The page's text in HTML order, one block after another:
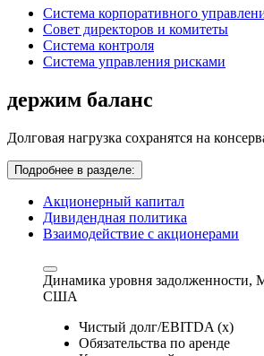
Система корпоративного
Совет директоров и комитеты
Система контроля
Система управления рисками
держим баланс
Долговая нагрузка сохранятся на
Подробнее в разделе:
Акционерный капитал
Дивидендная политика
Взаимодействие с акционерами
Динамика уровня задолженности,
США
Чистый долг/EBITDA (x)
Обязательства по аренде